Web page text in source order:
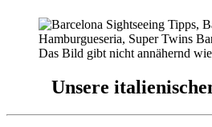
Das Bild gibt nicht annähernd
Unsere